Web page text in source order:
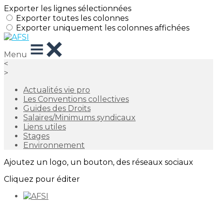
Exporter les lignes sélectionnées
Exporter toutes les colonnes
Exporter uniquement les colonnes affichées
Menu
<
>
Actualités vie pro
Les Conventions collectives
Guides des Droits
Salaires/Minimums syndicaux
Liens utiles
Stages
Environnement
Ajoutez un logo, un bouton, des réseaux sociaux
Cliquez pour éditer